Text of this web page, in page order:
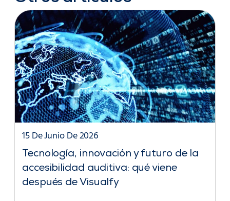
Tecnología, innovación y futuro de la
accesibilidad auditiva: qué viene
después de Visualfy
15 De Junio De 2026